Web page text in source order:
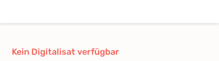
Kein Digitalisat verfügbar